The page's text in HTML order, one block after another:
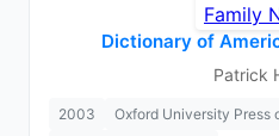
Dictionary of
Patrick
2003
Oxford University Press